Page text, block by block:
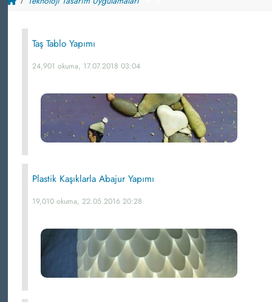
Taş Tablo Yapımı
24,901 okuma, 17.07.2018 03:04
Plastik Kaşıklarla Abajur Yapımı
19,010 okuma, 22.05.2016 20:28